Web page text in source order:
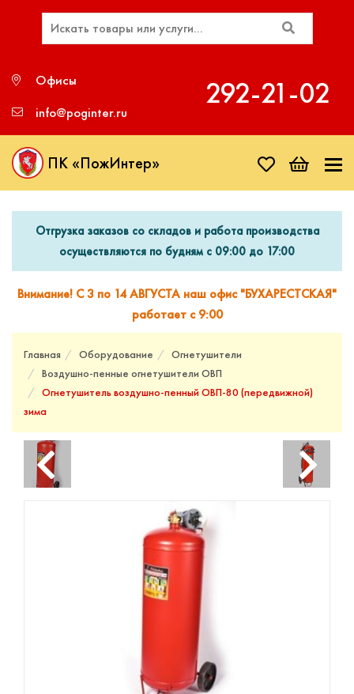
Офисы
info@poginter.ru
292‑21‑02
ПК «ПожИнтер»
Отгрузка заказов со складов и работа производства
осуществляются по будням с 09:00 до 17:00
Внимание! С 3 по 14 АВГУСТА наш офис "БУХАРЕСТСКАЯ"
работает с 9:00
Главная Оборудование
Огнетушители
Воздушно-пенные огнетушители ОВП
Огнетушитель воздушно-пенный ОВП-80 (передвижной)
зима